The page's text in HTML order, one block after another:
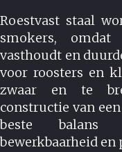
Roestvast staal
smokers,
vasthoudt en
voor roosters en
zwaar en te
constructie van
beste balans
bewerkbaarheid en